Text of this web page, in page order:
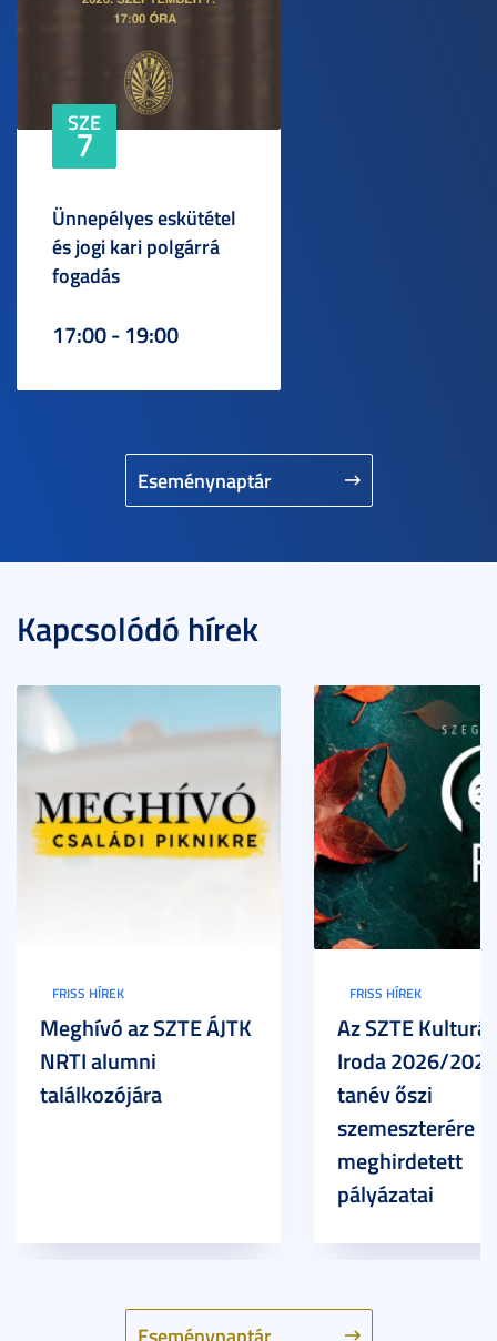
Eseménynaptár
SZE
7
Ünnepélyes eskütétel
és jogi kari polgárrá
fogadás
17:00 - 19:00
Kapcsolódó hírek
FRISS HÍREK
Meghívó az SZTE ÁJTK
NRTI alumni
találkozójára
FRISS HÍREK
Az SZTE
Iroda 2026/
tanév őszi
szemeszterére
meghirdetett
pályázatai